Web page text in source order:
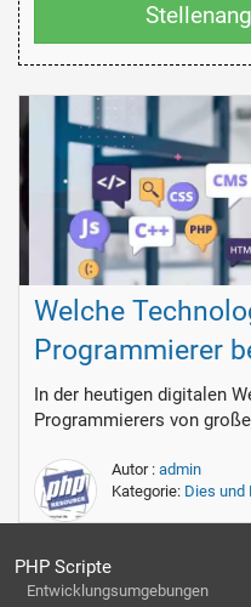
Welche
Programmierer
In der heutigen digitalen
Programmierers von
Autor : admin
Kategorie: Dies und
PHP Scripte
Entwicklungsumgebungen